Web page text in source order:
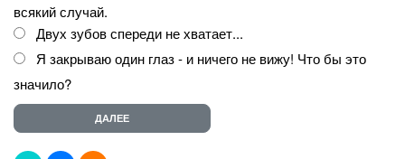
всякий случай.
Двух зубов спереди не хватает...
Я закрываю один глаз - и ничего не вижу! Что бы это
значило?